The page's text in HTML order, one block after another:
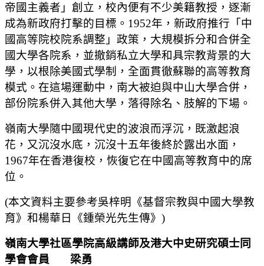
帝國主義者」創立，校內便有不少美籍教授，逐漸
成為新政府打擊的目標。1952年，新政府推行「中
國高等院校院系調整」政策，大規模拆分和合併全
國大學各院系，並撤銷私立大學和具宗教背景的大
學，以根除美國式學制，全面貫徹蘇聯的高等教育
模式。在這場運動中，南大被迫與中山大學合併，
部份院系併入其他大學，落得除名、肢解的下場。
嶺南大學隨中國現代史的波浪而浮沉，既激起浪
花，又沉沒水底，沉沒十五年後終於露出水面，
1967年在香港復校，恢復它在中國高等教育中的席
位。
(本文資料主要參考吳梓明《基督宗教與中國大學教
育》和楊華日《鍾榮光先生傳》)
嶺南大學社區學院高級講師及港大中史研究碩士同
學會會員 梁勇